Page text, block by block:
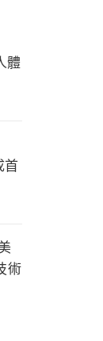
體
首
術